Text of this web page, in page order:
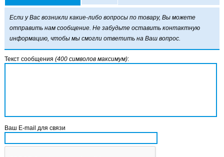
Если у Вас возникли какие-либо вопросы по товару, Вы можете
отправить нам сообщение. Не забудьте оставить контактную
информацию, чтобы мы смогли ответить на Ваш вопрос.
Текст сообщения (400 символов максимум):
Ваш E-mail для связи